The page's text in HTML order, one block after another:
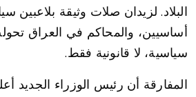
البلاد. لزيدان صلات وثيقة بلاعبين
أساسيين، والمحاكم في العراق
سياسية، لا قانونية فقط.
المفارقة أن رئيس الوزراء الجديد